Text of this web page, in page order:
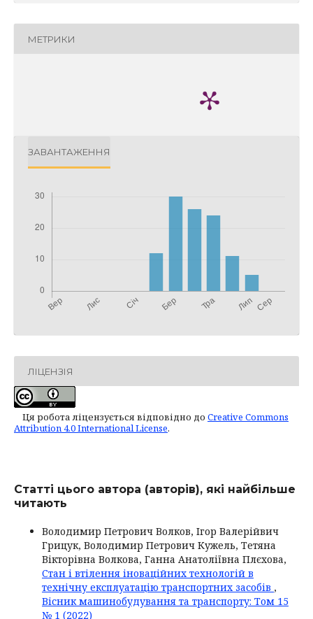
МЕТРИКИ
ЗАВАНТАЖЕННЯ
ЛІЦЕНЗІЯ
Ця робота ліцензується відповідно до Creative Commons
Attribution 4.0 International License.
Статті цього автора (авторів), які найбільше
читають
Володимир Петрович Волков, Ігор Валерійвич
Грицук, Володимир Петрович Кужель, Тетяна
Вікторівна Волкова, Ганна Анатоліївна Плєхова,
Стан і втілення іноваційних технологій в
технічну експлуатацію транспортних засобів ,
Вісник машинобудування та транспорту: Том 15
№ 1 (2022)